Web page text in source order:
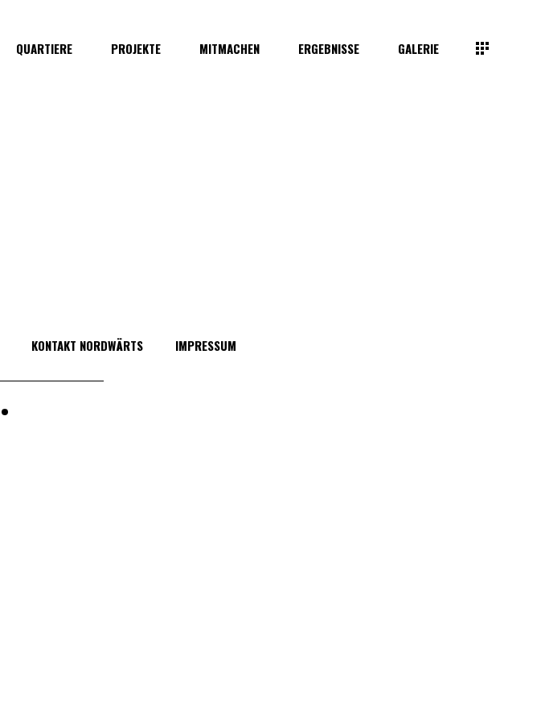
QUARTIERE PROJEKTE MITMACHEN ERGEBNISSE GALERIE
KONTAKT NORDWÄRTS IMPRESSUM